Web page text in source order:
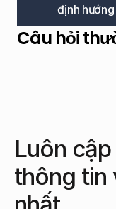
định
Câu hỏi
Luôn
thông tin